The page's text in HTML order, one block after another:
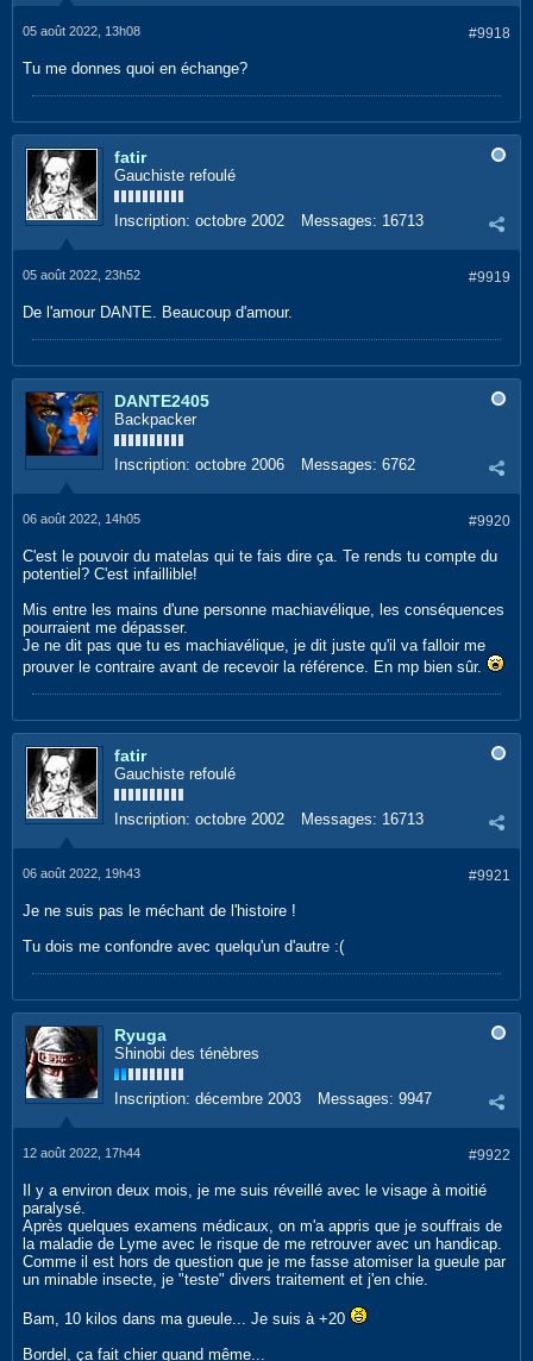
#9918
05 août 2022, 13h08
Tu me donnes quoi en échange?
fatir
Gauchiste refoulé
Inscription: octobre 2002 Messages: 16713
#9919
05 août 2022, 23h52
De l'amour DANTE. Beaucoup d'amour.
DANTE2405
Backpacker
Inscription: octobre 2006 Messages: 6762
#9920
06 août 2022, 14h05
C'est le pouvoir du matelas qui te fais dire ça. Te rends tu compte du
potentiel? C'est infaillible!
Mis entre les mains d'une personne machiavélique, les conséquences
pourraient me dépasser.
Je ne dit pas que tu es machiavélique, je dit juste qu'il va falloir me
prouver le contraire avant de recevoir la référence. En mp bien sûr.
fatir
Gauchiste refoulé
Inscription: octobre 2002 Messages: 16713
#9921
06 août 2022, 19h43
Je ne suis pas le méchant de l'histoire !
Tu dois me confondre avec quelqu'un d'autre :(
Ryuga
Shinobi des ténèbres
Inscription: décembre 2003 Messages: 9947
#9922
12 août 2022, 17h44
Il y a environ deux mois, je me suis réveillé avec le visage à moitié
paralysé.
Après quelques examens médicaux, on m'a appris que je souffrais de
la maladie de Lyme avec le risque de me retrouver avec un handicap.
Comme il est hors de question que je me fasse atomiser la gueule par
un minable insecte, je "teste" divers traitement et j'en chie.
Bam, 10 kilos dans ma gueule... Je suis à +20
Bordel, ça fait chier quand même...